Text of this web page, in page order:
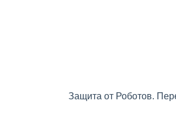
Защита от Роботов.